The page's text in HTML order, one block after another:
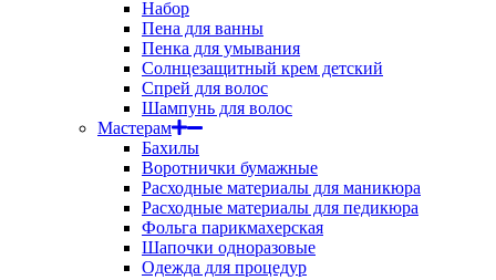
Набор
Пена для ванны
Пенка для умывания
Солнцезащитный крем детский
Спрей для волос
Шампунь для волос
Мастерам
Бахилы
Воротнички бумажные
Расходные материалы для маникюра
Расходные материалы для педикюра
Фольга парикмахерская
Шапочки одноразовые
Одежда для процедур